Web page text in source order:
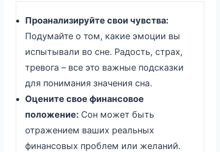
Проанализируйте свои чувства:
Подумайте о том, какие эмоции вы
испытывали во сне. Радость, страх,
тревога – все это важные подсказки
для понимания значения сна.
Оцените свое финансовое
положение: Сон может быть
отражением ваших реальных
финансовых проблем или желаний.